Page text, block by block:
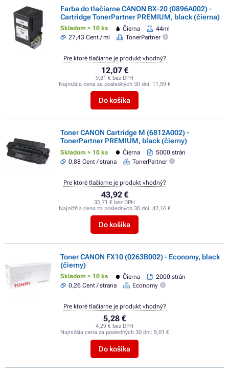
Farba do tlačiarne CANON BX-20 (0896A002) -
Cartridge TonerPartner PREMIUM, black (čierna)
Skladom > 10 ks Čierna
44ml
27,43 Cent / ml
TonerPartner
12,07 €
9,81 € bez DPH
Najnižšia cena za posledných 30 dní: 11,59 €
Do košíka
Pre ktoré tlačiarne je produkt vhodný?
Toner CANON Cartridge M (6812A002) -
TonerPartner PREMIUM, black (čierny)
Skladom > 10 ks Čierna
5000 strán
0,88 Cent / strana
TonerPartner
43,92 €
35,71 € bez DPH
Najnižšia cena za posledných 30 dní: 42,16 €
Do košíka
Pre ktoré tlačiarne je produkt vhodný?
Toner CANON FX10 (0263B002) - Economy, black
(čierny)
Skladom > 10 ks Čierna
2000 strán
0,26 Cent / strana
Economy
5,28 €
4,29 € bez DPH
Najnižšia cena za posledných 30 dní: 5,01 €
Do košíka
Pre ktoré tlačiarne je produkt vhodný?